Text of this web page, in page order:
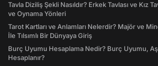
Tavla Diziliş Şekli Nasıldır? Erkek Tavlası ve Kız
ve Oynama Yönleri
Tarot Kartları ve Anlamları Nelerdir? Majör ve
İle Tılsımlı Bir Dünyaya Giriş
Burç Uyumu Hesaplama Nedir? Burç Uyumu,
Hesaplanır?